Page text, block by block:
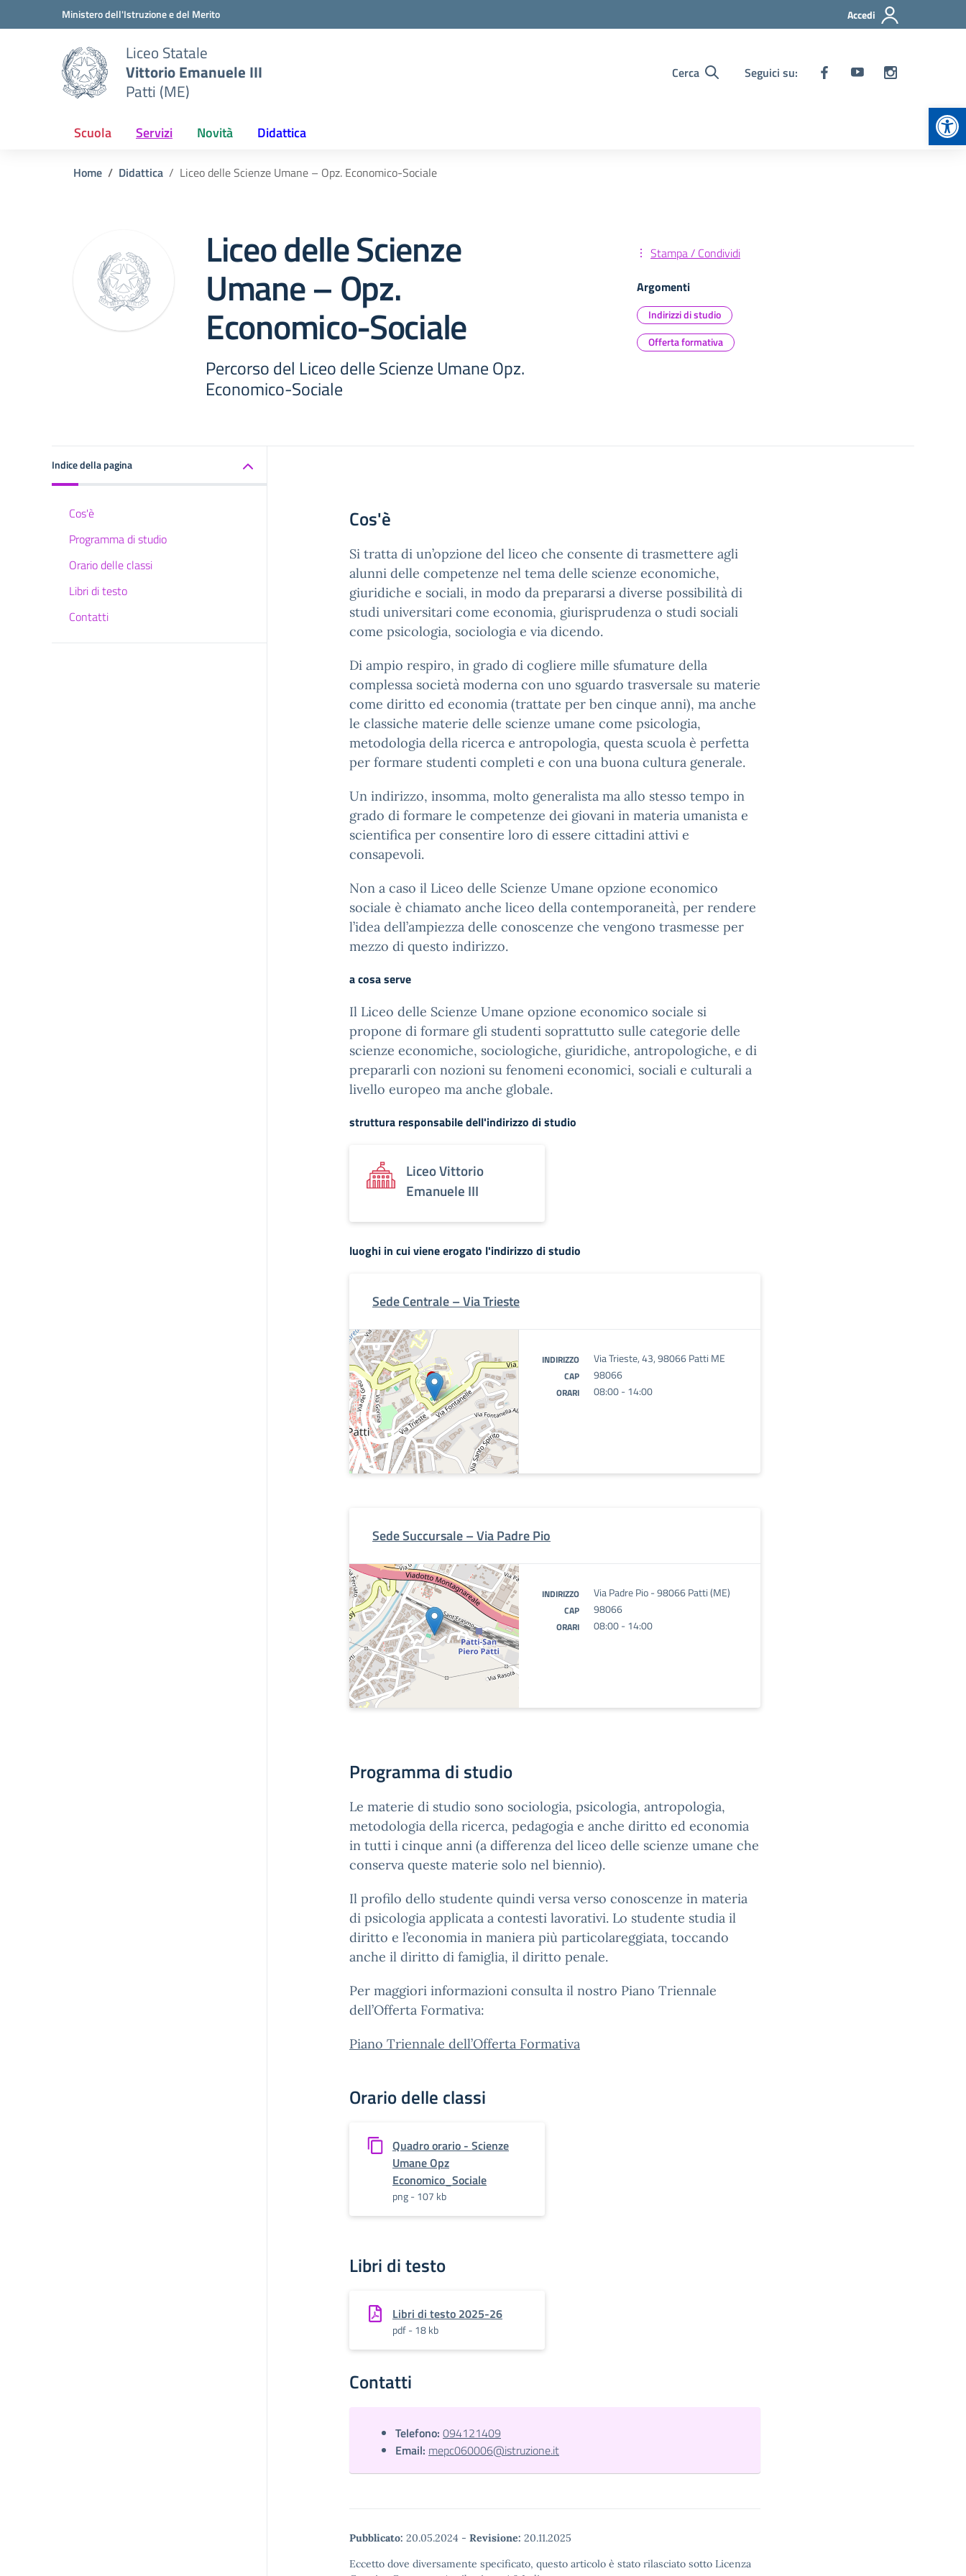
Vai ai contenuti
Vai al menu di navigazioneMinistero dell'Istruzione e del Merito Accedi
Liceo Statale
Vittorio Emanuele III
Patti (ME)
Cerca Seguici su:
Scuola Servizi Novità Didattica
Home Didattica Liceo delle Scienze Umane – Opz. Economico-Sociale
Liceo delle Scienze
Umane – Opz.
Economico-Sociale
Percorso del Liceo delle Scienze Umane Opz.
Economico-Sociale
Stampa / Condividi
Argomenti
Indirizzi di studio
Offerta formativa
Indice della pagina
Cos'è
Programma di studio
Orario delle classi
Libri di testo
Contatti
Cos'è
Si tratta di un’opzione del liceo che consente di trasmettere agli
alunni delle competenze nel tema delle scienze economiche,
giuridiche e sociali, in modo da prepararsi a diverse possibilità di
studi universitari come economia, giurisprudenza o studi sociali
come psicologia, sociologia e via dicendo.
Di ampio respiro, in grado di cogliere mille sfumature della
complessa società moderna con uno sguardo trasversale su materie
come diritto ed economia (trattate per ben cinque anni), ma anche
le classiche materie delle scienze umane come psicologia,
metodologia della ricerca e antropologia, questa scuola è perfetta
per formare studenti completi e con una buona cultura generale.
Un indirizzo, insomma, molto generalista ma allo stesso tempo in
grado di formare le competenze dei giovani in materia umanista e
scientifica per consentire loro di essere cittadini attivi e
consapevoli.
Non a caso il Liceo delle Scienze Umane opzione economico
sociale è chiamato anche liceo della contemporaneità, per rendere
l’idea dell’ampiezza delle conoscenze che vengono trasmesse per
mezzo di questo indirizzo.
a cosa serve
Il Liceo delle Scienze Umane opzione economico sociale si
propone di formare gli studenti soprattutto sulle categorie delle
scienze economiche, sociologiche, giuridiche, antropologiche, e di
prepararli con nozioni su fenomeni economici, sociali e culturali a
livello europeo ma anche globale.
struttura responsabile dell'indirizzo di studio
Liceo Vittorio
Emanuele III
luoghi in cui viene erogato l'indirizzo di studio
Sede Centrale – Via Trieste
INDIRIZZO Via Trieste, 43, 98066 Patti ME
CAP 98066
ORARI 08:00 - 14:00
Sede Succursale – Via Padre Pio
INDIRIZZO Via Padre Pio - 98066 Patti (ME)
CAP 98066
ORARI 08:00 - 14:00
Programma di studio
Le materie di studio sono sociologia, psicologia, antropologia,
metodologia della ricerca, pedagogia e anche diritto ed economia
in tutti i cinque anni (a differenza del liceo delle scienze umane che
conserva queste materie solo nel biennio).
Il profilo dello studente quindi versa verso conoscenze in materia
di psicologia applicata a contesti lavorativi. Lo studente studia il
diritto e l’economia in maniera più particolareggiata, toccando
anche il diritto di famiglia, il diritto penale.
Per maggiori informazioni consulta il nostro Piano Triennale
dell’Offerta Formativa:
Piano Triennale dell’Offerta Formativa
Orario delle classi
Quadro orario - Scienze
Umane Opz
Economico_Sociale
png - 107 kb
Libri di testo
Libri di testo 2025-26
pdf - 18 kb
Contatti
Telefono: 094121409
Email: mepc060006@istruzione.it
Pubblicato: 20.05.2024 - Revisione: 20.11.2025
Eccetto dove diversamente specificato, questo articolo è stato rilasciato sotto Licenza